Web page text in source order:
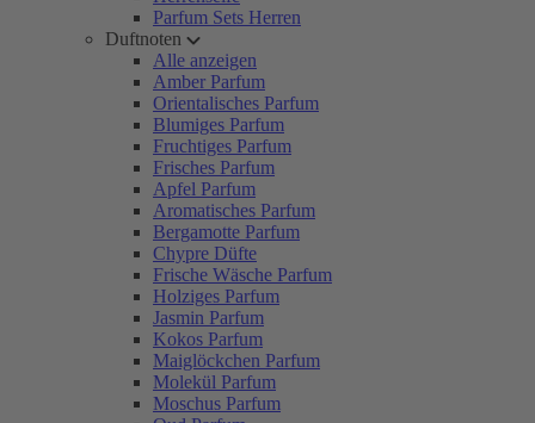
Parfum Sets Herren
Duftnoten
Alle anzeigen
Amber Parfum
Orientalisches Parfum
Blumiges Parfum
Fruchtiges Parfum
Frisches Parfum
Apfel Parfum
Aromatisches Parfum
Bergamotte Parfum
Chypre Düfte
Frische Wäsche Parfum
Holziges Parfum
Jasmin Parfum
Kokos Parfum
Maiglöckchen Parfum
Molekül Parfum
Moschus Parfum